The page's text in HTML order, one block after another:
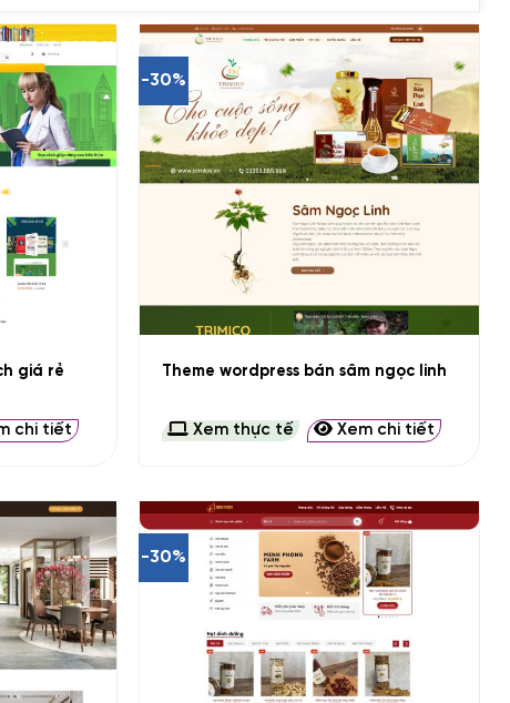
giá rẻ
chi tiết
-30%
Theme wordpress bán sâm ngọc linh
Xem thực tế Xem chi tiết
-30%